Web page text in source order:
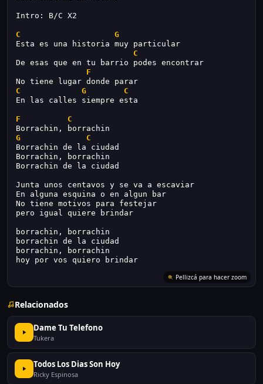
Intro: B/C X2
C
G
Esta es una historia muy particular
C
De esas que en tu barrio podes encontrar
F
No tiene lugar donde parar
C
G
C
En las calles siempre esta
F
C
Borrachin, borrachin
G
C
Borrachin de la ciudad
Borrachin, borrachin
Borrachin de la ciudad
Junta unos centavos y se va a escaviar
En alguna esquina o en algun bar
No tiene motivos para festejar
pero igual quiere brindar
borrachin, borrachin
borrachin de la ciudad
borrachin, borrachin
hoy por vos quiero brindar
Pellizcá para hacer zoom
Relacionados
Dame Tu Telefono
Tukera
Todos Los Dias Son Hoy
Ricky Espinosa